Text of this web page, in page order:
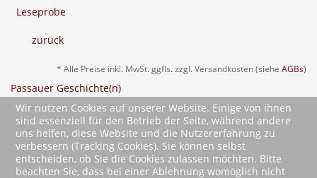
Leseprobe
zurück
* Alle Preise inkl. MwSt. ggfls. zzgl. Versandkosten (siehe AGBs)
Passauer Geschichte(n)
Ausflüge in die Vergangenheit
Wir nutzen Cookies auf unserer Website. Einige von ihnen
sind essenziell für den Betrieb der Seite, während andere
uns helfen, diese Website und die Nutzererfahrung zu
verbessern (Tracking Cookies). Sie können selbst
entscheiden, ob Sie die Cookies zulassen möchten. Bitte
beachten Sie, dass bei einer Ablehnung womöglich nicht